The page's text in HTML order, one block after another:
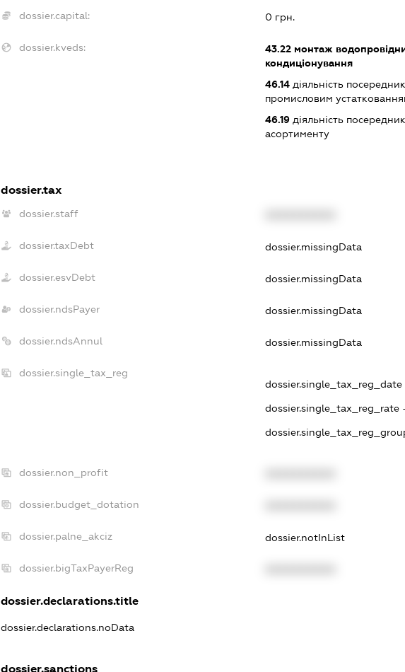
dossier.capital: 0 грн.
dossier.kveds: 43.22монтаж
кондиціонування
46.14діяльність
промисловим
46.19діяльність
асортименту
dossier.tax
dossier.staff
dossier.taxDebt dossier.missingData
dossier.esvDebt dossier.missingData
dossier.ndsPayer dossier.missingData
dossier.ndsAnnul dossier.missingData
dossier.single_tax_reg
dossier.single_tax_reg_date -
dossier.single_tax_reg_rate
dossier.non_profit
dossier.budget_dotation
dossier.palne_akciz dossier.notInList
dossier.bigTaxPayerReg
dossier.declarations.title
dossier.declarations.noData
dossier.sanctions